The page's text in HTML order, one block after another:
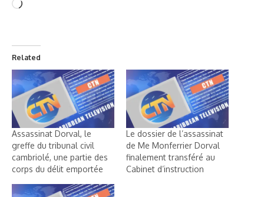
Related
Assassinat Dorval, le
greffe du tribunal civil
cambriolé, une partie des
corps du délit emportée
Le dossier de l’assassinat
de Me Monferrier Dorval
finalement transféré au
Cabinet d’instruction